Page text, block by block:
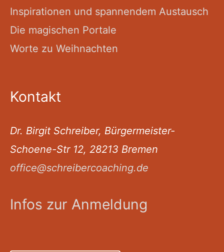
Inspirationen und spannendem Austausch
Die magischen Portale
Worte zu Weihnachten
Kontakt
Dr. Birgit Schreiber, Bürgermeister-
Schoene-Str 12, 28213 Bremen
office@schreibercoaching.de
Infos zur Anmeldung